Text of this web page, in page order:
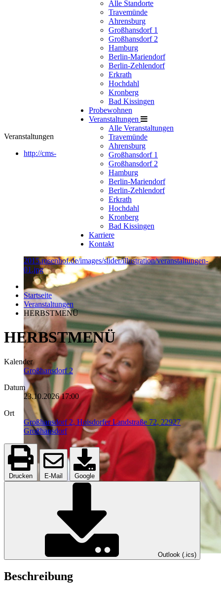
Alle Standorte
Travemünde
Ahrensburg
Großhansdorf 1
Großhansdorf 2
Hamburg
Berlin-Mariendorf
Berlin-Zehlendorf
Erkrath
Hochdahl
Kronberg
Bad Kissingen
Probewohnen
Veranstaltungen
Alle Veranstaltungen
Travemünde
Ahrensburg
Großhansdorf 1
Großhansdorf 2
Hamburg
Berlin-Mariendorf
Berlin-Zehlendorf
Erkrath
Hochdahl
Kronberg
Bad Kissingen
Karriere
Kontakt
Veranstaltungen
http://cms-
2015.rosenhof.de/images/slider/illustration/veranstaltungen-
01.jpg
Startseite
Veranstaltungen
HERBSTMENÜ
HERBSTMENÜ
Kalender
Großhansdorf 2
Datum
23.10.2026 17:00
Ort
Großhansdorf 2, Hoisdorfer Landstraße 72, 22927
Großhansdorf
Drucken E-Mail Google
Outlook (.ics)
Beschreibung